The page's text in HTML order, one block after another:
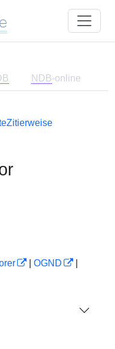
NDB-online
Zitierweise
OGND